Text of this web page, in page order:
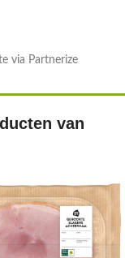
via Partnerize
van